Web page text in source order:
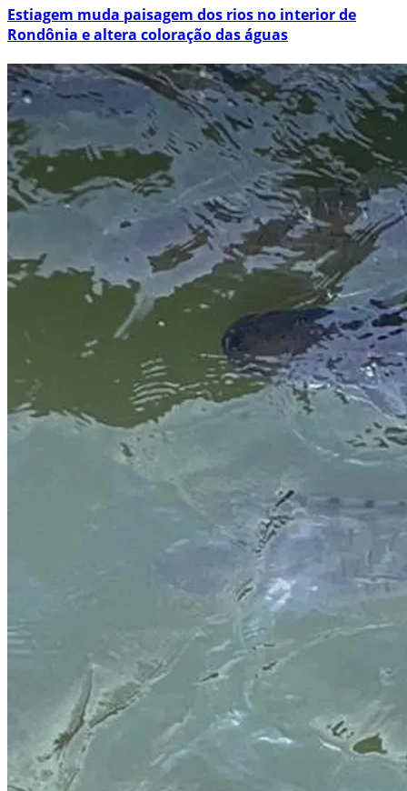
Estiagem muda paisagem dos rios no interior de
Rondônia e altera coloração das águas